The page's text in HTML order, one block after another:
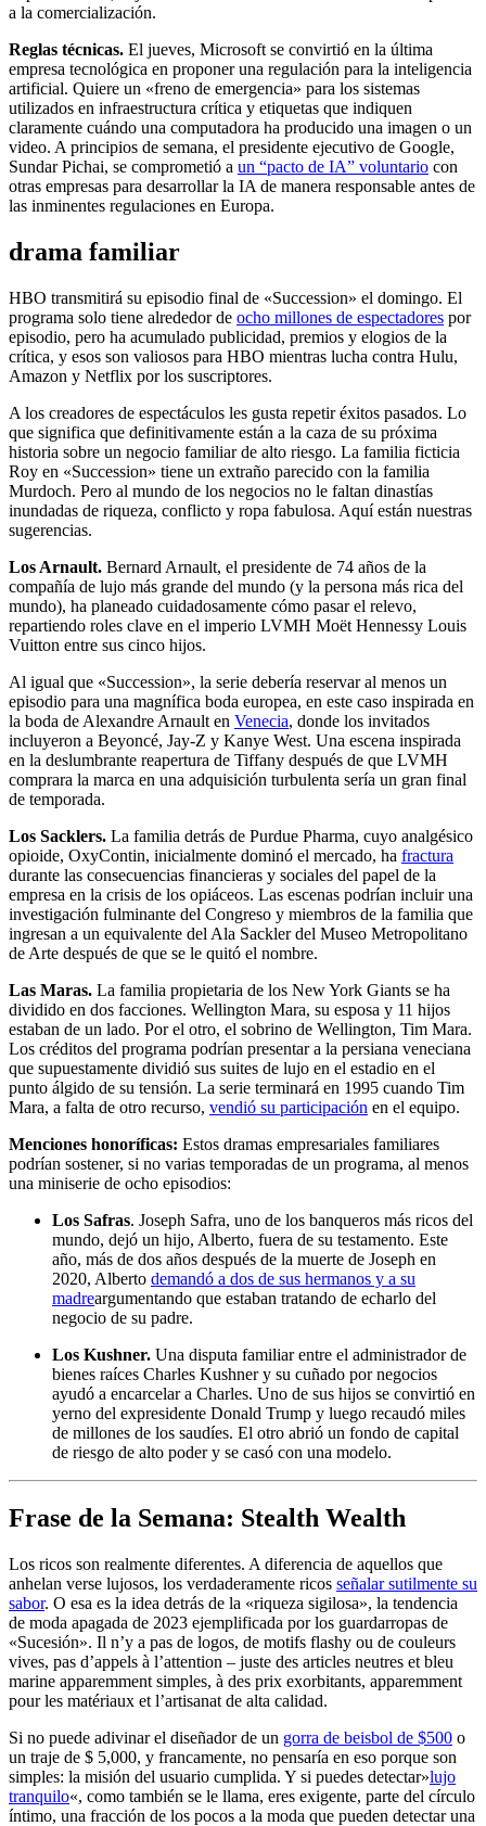
a la comercialización.
Reglas técnicas. El jueves, Microsoft se convirtió en la última
empresa tecnológica en proponer una regulación para la inteligencia
artificial. Quiere un «freno de emergencia» para los sistemas
utilizados en infraestructura crítica y etiquetas que indiquen
claramente cuándo una computadora ha producido una imagen o un
video. A principios de semana, el presidente ejecutivo de Google,
Sundar Pichai, se comprometió a un “pacto de IA” voluntario con
otras empresas para desarrollar la IA de manera responsable antes de
las inminentes regulaciones en Europa.
drama familiar
HBO transmitirá su episodio final de «Succession» el domingo. El
programa solo tiene alrededor de ocho millones de espectadores por
episodio, pero ha acumulado publicidad, premios y elogios de la
crítica, y esos son valiosos para HBO mientras lucha contra Hulu,
Amazon y Netflix por los suscriptores.
A los creadores de espectáculos les gusta repetir éxitos pasados. Lo
que significa que definitivamente están a la caza de su próxima
historia sobre un negocio familiar de alto riesgo. La familia ficticia
Roy en «Succession» tiene un extraño parecido con la familia
Murdoch. Pero al mundo de los negocios no le faltan dinastías
inundadas de riqueza, conflicto y ropa fabulosa. Aquí están nuestras
sugerencias.
Los Arnault. Bernard Arnault, el presidente de 74 años de la
compañía de lujo más grande del mundo (y la persona más rica del
mundo), ha planeado cuidadosamente cómo pasar el relevo,
repartiendo roles clave en el imperio LVMH Moët Hennessy Louis
Vuitton entre sus cinco hijos.
Al igual que «Succession», la serie debería reservar al menos un
episodio para una magnífica boda europea, en este caso inspirada en
la boda de Alexandre Arnault en Venecia, donde los invitados
incluyeron a Beyoncé, Jay-Z y Kanye West. Una escena inspirada
en la deslumbrante reapertura de Tiffany después de que LVMH
comprara la marca en una adquisición turbulenta sería un gran final
de temporada.
Los Sacklers. La familia detrás de Purdue Pharma, cuyo analgésico
opioide, OxyContin, inicialmente dominó el mercado, ha fractura
durante las consecuencias financieras y sociales del papel de la
empresa en la crisis de los opiáceos. Las escenas podrían incluir una
investigación fulminante del Congreso y miembros de la familia que
ingresan a un equivalente del Ala Sackler del Museo Metropolitano
de Arte después de que se le quitó el nombre.
Las Maras. La familia propietaria de los New York Giants se ha
dividido en dos facciones. Wellington Mara, su esposa y 11 hijos
estaban de un lado. Por el otro, el sobrino de Wellington, Tim Mara.
Los créditos del programa podrían presentar a la persiana veneciana
que supuestamente dividió sus suites de lujo en el estadio en el
punto álgido de su tensión. La serie terminará en 1995 cuando Tim
Mara, a falta de otro recurso, vendió su participación en el equipo.
Menciones honoríficas: Estos dramas empresariales familiares
podrían sostener, si no varias temporadas de un programa, al menos
una miniserie de ocho episodios:
Los Safras. Joseph Safra, uno de los banqueros más ricos del
mundo, dejó un hijo, Alberto, fuera de su testamento. Este
año, más de dos años después de la muerte de Joseph en
2020, Alberto demandó a dos de sus hermanos y a su
madreargumentando que estaban tratando de echarlo del
negocio de su padre.
Los Kushner. Una disputa familiar entre el administrador de
bienes raíces Charles Kushner y su cuñado por negocios
ayudó a encarcelar a Charles. Uno de sus hijos se convirtió en
yerno del expresidente Donald Trump y luego recaudó miles
de millones de los saudíes. El otro abrió un fondo de capital
de riesgo de alto poder y se casó con una modelo.
Frase de la Semana: Stealth Wealth
Los ricos son realmente diferentes. A diferencia de aquellos que
anhelan verse lujosos, los verdaderamente ricos señalar sutilmente su
sabor. O esa es la idea detrás de la «riqueza sigilosa», la tendencia
de moda apagada de 2023 ejemplificada por los guardarropas de
«Sucesión». Il n’y a pas de logos, de motifs flashy ou de couleurs
vives, pas d’appels à l’attention – juste des articles neutres et bleu
marine apparemment simples, à des prix exorbitants, apparemment
pour les matériaux et l’artisanat de alta calidad.
Si no puede adivinar el diseñador de un gorra de beisbol de $500 o
un traje de $ 5,000, y francamente, no pensaría en eso porque son
simples: la misión del usuario cumplida. Y si puedes detectar»lujo
tranquilo«, como también se le llama, eres exigente, parte del círculo
íntimo, una fracción de los pocos a la moda que pueden detectar una